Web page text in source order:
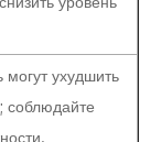
могут ухудшить
соблюдайте